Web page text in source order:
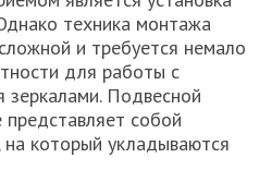
техника монтажа
и требуется немало
для работы с
Подвесной
собой
на который укладываются